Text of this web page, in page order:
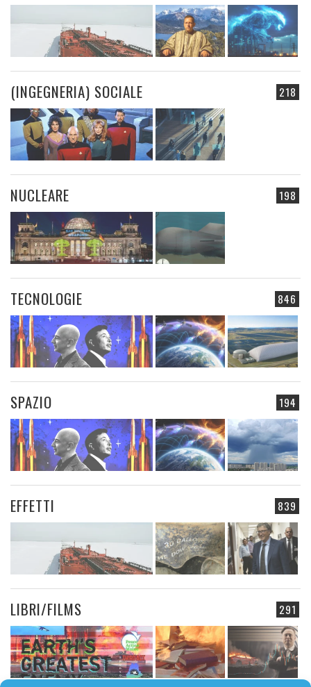
218
(INGEGNERIA) SOCIALE
198
NUCLEARE
846
TECNOLOGIE
194
SPAZIO
839
EFFETTI
291
LIBRI/FILMS